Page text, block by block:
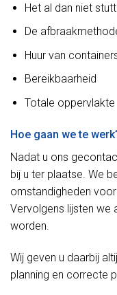
Het al dan niet
De
Huur van
Bereikbaarheid
Totale oppervlakte
Hoe gaan we te
Nadat u ons
bij u ter plaatse. We
omstandigheden
Vervolgens lijsten we
worden.
Wij geven u daarbij
planning en correcte